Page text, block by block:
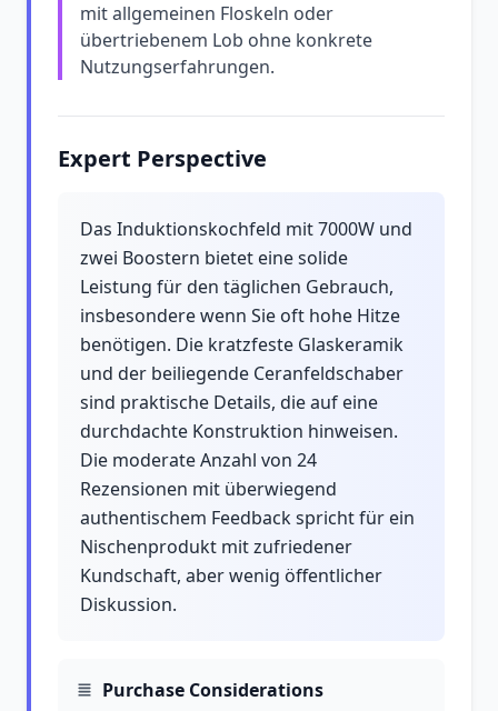
mit allgemeinen Floskeln oder
übertriebenem Lob ohne konkrete
Nutzungserfahrungen.
Expert Perspective
Das Induktionskochfeld mit 7000W und
zwei Boostern bietet eine solide
Leistung für den täglichen Gebrauch,
insbesondere wenn Sie oft hohe Hitze
benötigen. Die kratzfeste Glaskeramik
und der beiliegende Ceranfeldschaber
sind praktische Details, die auf eine
durchdachte Konstruktion hinweisen.
Die moderate Anzahl von 24
Rezensionen mit überwiegend
authentischem Feedback spricht für ein
Nischenprodukt mit zufriedener
Kundschaft, aber wenig öffentlicher
Diskussion.
Purchase Considerations